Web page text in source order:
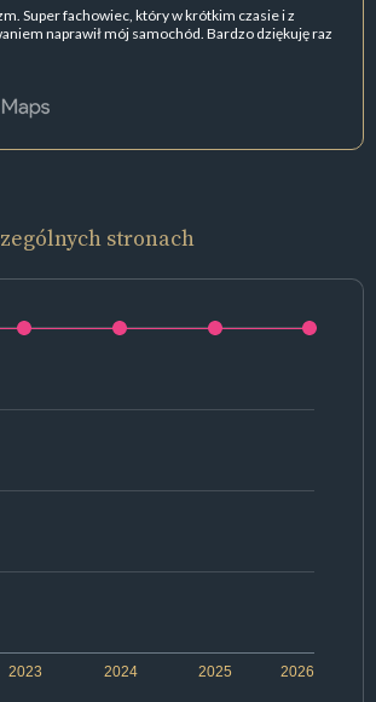
Super fachowiec, który w krótkim czasie i z
naprawił mój samochód. Bardzo dziękuję raz
stronach
2024 2026
2023 2025